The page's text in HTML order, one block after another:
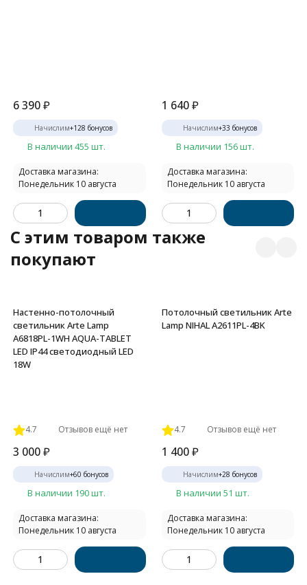
6 390₽
Начислим+128 бонусов
В наличии 455 шт.
Доставка магазина:
Понедельник 10 августа
1 640 ₽
Начислим+33 бонусов
В наличии 156 шт.
Доставка магазина:
Понедельник 10 августа
C этим товаром также
покупают
Настенно-потолочный
светильник Arte Lamp
A6818PL-1WH AQUA-TABLET
LED IP44 светодиодный LED
18W
4.7 Отзывов ещё нет
3 000₽
Начислим+60 бонусов
В наличии 190 шт.
Доставка магазина:
Понедельник 10 августа
Потолочный светильник Arte
Lamp NIHAL A2611PL-4BK
4.7 Отзывов ещё нет
1 400 ₽
Начислим+28 бонусов
В наличии 51 шт.
Доставка магазина:
Понедельник 10 августа